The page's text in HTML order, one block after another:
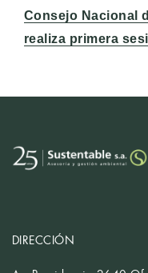
Entrada
siguiente:
Consejo Nacional
realiza primera
DIRECCIÓN